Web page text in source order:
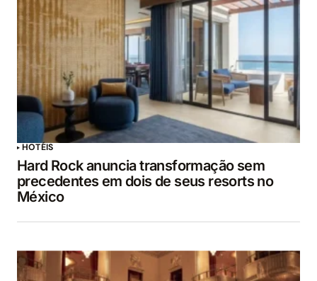
HOTÉIS
Hard Rock anuncia transformação sem
precedentes em dois de seus resorts no
México